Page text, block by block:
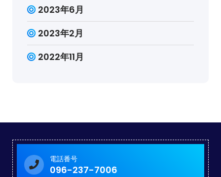
2023年6月
2023年2月
2022年11月
電話番号
096-237-7006